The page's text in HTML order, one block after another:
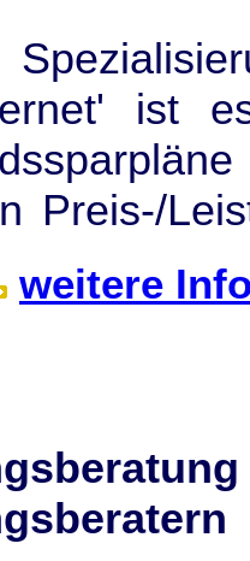
ist
Preis-/
weitere